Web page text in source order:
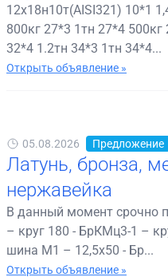
12х18н10т(AISI321) 10*1
800кг 27*3 1тн 27*4
32*4 1.2тн 34*3 1тн 34*4...
Открыть объявление »
05.08.2026 Предложение
Латунь, бронза,
нержавейка
В данный момент срочно
– круг 180 - БрКМц3-1 –
шина М1 – 12,5х50 - Бр...
Открыть объявление »